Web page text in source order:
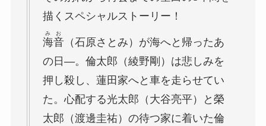
描くスペシャルストーリー！
海音
みお
（石原さとみ） が海へと帰ったあ
の日―。 倫太郎（綾野剛） は悲しみを
押し殺し、蓮田家へと車を走らせてい
た。心配する光太郎（大谷亮平） と 榮
太郎（渡邊圭祐） の待つ家に着いた倫